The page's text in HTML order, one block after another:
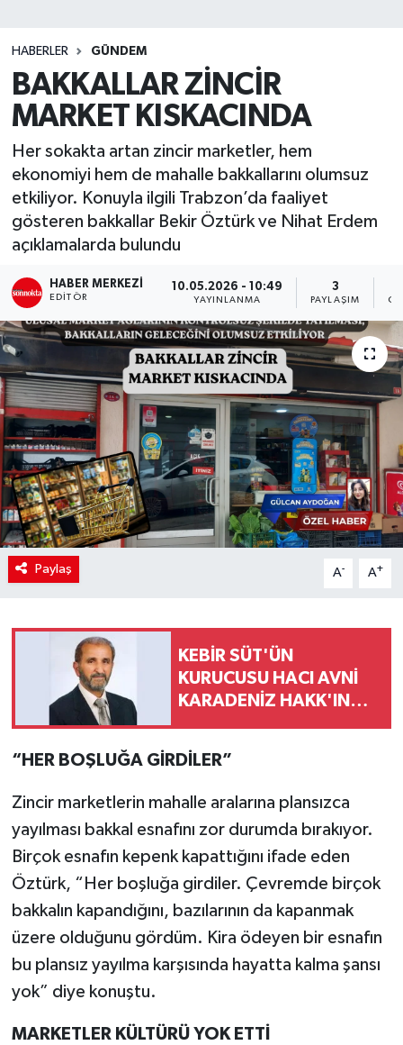
HABERLER GÜNDEM
BAKKALLAR ZİNCİR
MARKET KISKACINDA
Her sokakta artan zincir marketler, hem
ekonomiyi hem de mahalle bakkallarını olumsuz
etkiliyor. Konuyla ilgili Trabzon’da faaliyet
gösteren bakkallar Bekir Öztürk ve Nihat Erdem
açıklamalarda bulundu
HABER MERKEZI
EDITÖR
10.05.2026 - 10:49
YAYINLANMA
3
PAYLAŞIM
Paylaş A- A+
KEBİR SÜT'ÜN
KURUCUSU HACI AVNİ
KARADENİZ HAKK'IN
“HER BOŞLUĞA GİRDİLER”
Zincir marketlerin mahalle aralarına plansızca
yayılması bakkal esnafını zor durumda bırakıyor.
Birçok esnafın kepenk kapattığını ifade eden
Öztürk, “Her boşluğa girdiler. Çevremde birçok
bakkalın kapandığını, bazılarının da kapanmak
üzere olduğunu gördüm. Kira ödeyen bir esnafın
bu plansız yayılma karşısında hayatta kalma şansı
yok” diye konuştu.
MARKETLER KÜLTÜRÜ YOK ETTİ
Teknoloji
TRABZON
TRABZONSPOR
Yaşam